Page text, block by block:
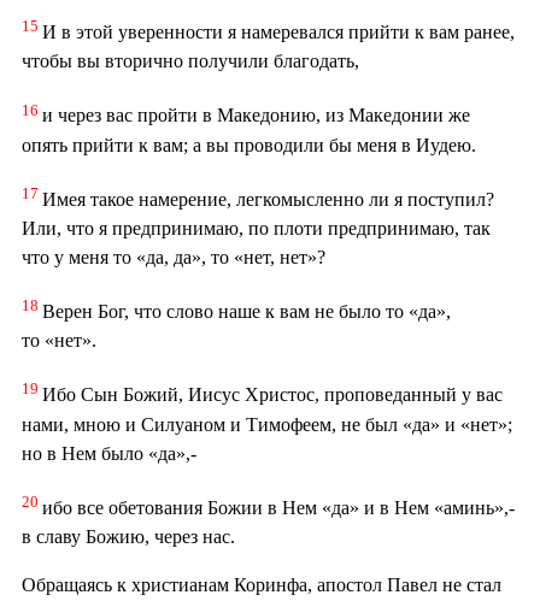
15 И в этой уверенности я намеревался прийти к вам ранее,
чтобы вы вторично получили благодать,
16 и через вас пройти в Македонию, из Македонии же
опять прийти к вам; а вы проводили бы меня в Иудею.
17 Имея такое намерение, легкомысленно ли я поступил?
Или, что я предпринимаю, по плоти предпринимаю, так
что у меня то «да, да», то «нет, нет»?
18 Верен Бог, что слово наше к вам не было то «да»,
то «нет».
19 Ибо Сын Божий, Иисус Христос, проповеданный у вас
нами, мною и Силуаном и Тимофеем, не был «да» и «нет»;
но в Нем было «да»,-
20 ибо все обетования Божии в Нем «да» и в Нем «аминь»,-
в славу Божию, через нас.
Обращаясь к христианам Коринфа, апостол Павел не стал